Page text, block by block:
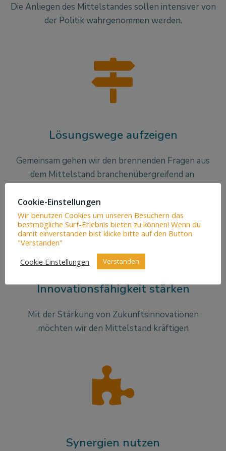
Die Anliegen des Mittelstandes sollen intensiver von
der Politik wahrgenommen werden.
Lösungswege aufzeigen
Gemeinsam gehen wir den brennenden Fragen aus
dem Mittelstand branchenübergreifend an
Innovationsfähigkeit stärken
Mit der Stärkung von Zukunftsinnovationen
möchten wir den Mittelstand kräftigen
Synergien nutzen
Cookie-Einstellungen
Wir benutzen Cookies um unseren Besuchern das
bestmögliche Surf-Erlebnis bieten zu können! Wenn du
damit einverstanden bist klicke bitte auf den Button
"Verstanden"
Cookie Einstellungen
Verstanden